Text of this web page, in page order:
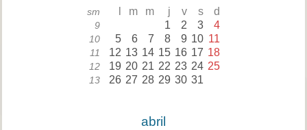
sm m m j v s d
9 1 2 3 4
10 5 6 7 8 9 10 11
11 12 13 14 15 16 17 18
12 19 20 21 22 23 24 25
13 26 27 28 29 30 31
abril